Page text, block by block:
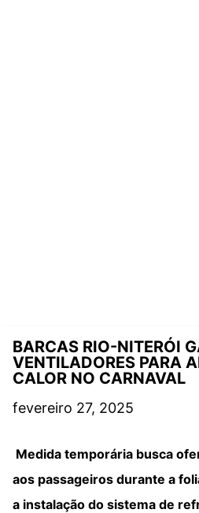
BARCAS RIO-NITERÓI
VENTILADORES PARA
CALOR NO CARNAVAL
fevereiro 27, 2025
Medida temporária busca
aos passageiros durante a
a instalação do sistema de